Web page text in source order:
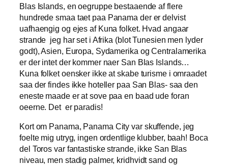
Blas Islands, en oegruppe bestaaende af flere
hundrede smaa taet paa Panama der er delvist
uafhaengig og ejes af Kuna folket. Hvad angaar
strande jeg har set i Afrika (blot Tunesien men lyder
godt), Asien, Europa, Sydamerika og Centralamerika
er der intet der kommer naer San Blas Islands…
Kuna folket oensker ikke at skabe turisme i omraadet
saa der findes ikke hoteller paa San Blas- saa den
eneste maade er at sove paa en baad ude foran
oeerne. Det er paradis!
Kort om Panama, Panama City var skuffende, jeg
foelte mig utryg, ingen ordentlige klubber, baah! Boca
del Toros var fantastiske strande, ikke San Blas
niveau, men stadig palmer, kridhvidt sand og